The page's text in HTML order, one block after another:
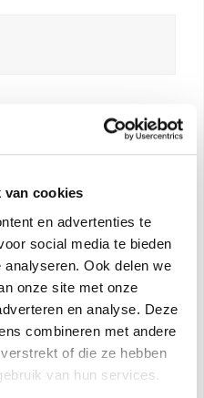
van cookies
en advertenties te
social media te bieden
Ook delen we
onze site met onze
en analyse. Deze
combineren met andere
of die ze hebben
van hun services.